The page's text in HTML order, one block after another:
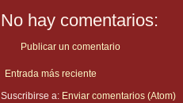
No hay comentarios:
Publicar un comentario
Entrada más reciente
Suscribirse a: Enviar comentarios (Atom)